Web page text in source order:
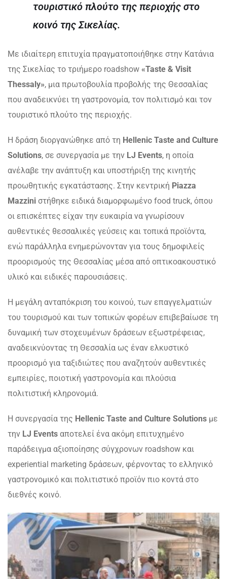
τουριστικό πλούτο της περιοχής στο
κοινό της Σικελίας.
Με ιδιαίτερη επιτυχία πραγματοποιήθηκε στην Κατάνια
της Σικελίας το τριήμερο roadshow «Taste & Visit
Thessaly», μια πρωτοβουλία προβολής της Θεσσαλίας
που αναδεικνύει τη γαστρονομία, τον πολιτισμό και τον
τουριστικό πλούτο της περιοχής.
Η δράση διοργανώθηκε από τη Hellenic Taste and Culture
Solutions, σε συνεργασία με την LJ Events, η οποία
ανέλαβε την ανάπτυξη και υποστήριξη της κινητής
προωθητικής εγκατάστασης. Στην κεντρική Piazza
Mazzini στήθηκε ειδικά διαμορφωμένο food truck, όπου
οι επισκέπτες είχαν την ευκαιρία να γνωρίσουν
αυθεντικές θεσσαλικές γεύσεις και τοπικά προϊόντα,
ενώ παράλληλα ενημερώνονταν για τους δημοφιλείς
προορισμούς της Θεσσαλίας μέσα από οπτικοακουστικό
υλικό και ειδικές παρουσιάσεις.
Η μεγάλη ανταπόκριση του κοινού, των επαγγελματιών
του τουρισμού και των τοπικών φορέων επιβεβαίωσε τη
δυναμική των στοχευμένων δράσεων εξωστρέφειας,
αναδεικνύοντας τη Θεσσαλία ως έναν ελκυστικό
προορισμό για ταξιδιώτες που αναζητούν αυθεντικές
εμπειρίες, ποιοτική γαστρονομία και πλούσια
πολιτιστική κληρονομιά.
Η συνεργασία της Hellenic Taste and Culture Solutions με
την LJ Events αποτελεί ένα ακόμη επιτυχημένο
παράδειγμα αξιοποίησης σύγχρονων roadshow και
experiential marketing δράσεων, φέρνοντας το ελληνικό
γαστρονομικό και πολιτιστικό προϊόν πιο κοντά στο
διεθνές κοινό.